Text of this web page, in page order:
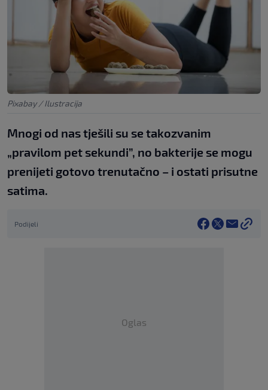
Pixabay / Ilustracija
Mnogi od nas tješili su se takozvanim
„pravilom pet sekundi”, no bakterije se mogu
prenijeti gotovo trenutačno – i ostati prisutne
satima.
Podijeli
Oglas